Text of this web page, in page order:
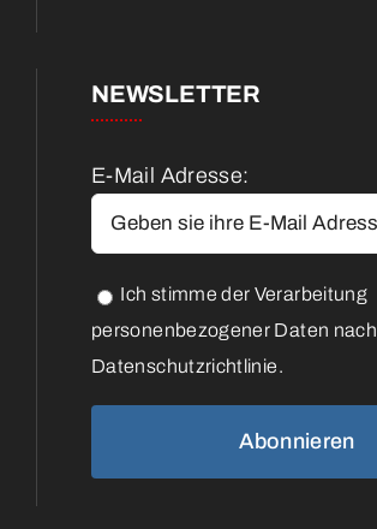
NEWSLETTER
E-Mail Adresse:
Ich stimme der Verarbeitung
personenbezogener Daten nach
Datenschutzrichtlinie.